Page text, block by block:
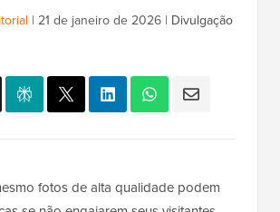
| 21 de janeiro de 2026 | Divulgação
fotos de alta qualidade podem